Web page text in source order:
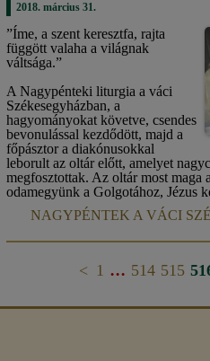
2018. március 31.
”Íme, a szent keresztfa, rajta
függött valaha a világnak
váltsága.”
A Nagypénteki liturgia a váci
Székesegyházban, a
hagyományokat követve, csendes
bevonulással kezdődött, majd a
főpásztor a diakónusokkal
leborult az oltár előtt, amelyet
megfosztottak. Az oltár most maga
odamegyünk a Golgotához, Jézus
NAGYPÉNTEK A VÁCI
< 1 ... 514 515